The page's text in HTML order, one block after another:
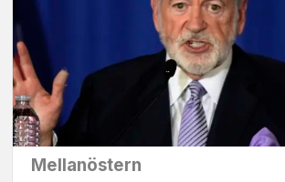
Mellanöstern